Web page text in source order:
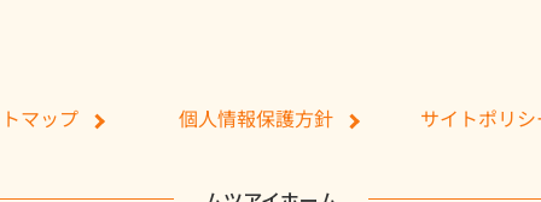
マップ 個人情報保護方針 サイトポリシ